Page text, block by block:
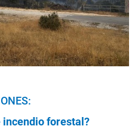
incendio forestal?